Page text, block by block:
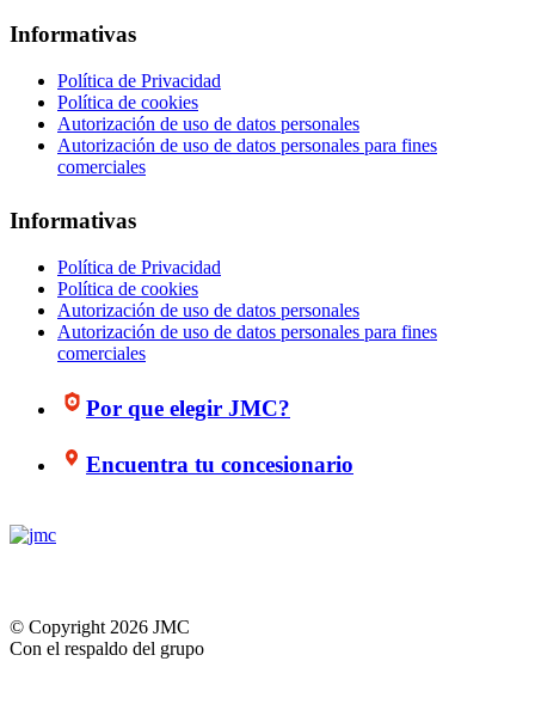
Informativas
Política de Privacidad
Política de cookies
Autorización de uso de datos personales
Autorización de uso de datos personales para fines
comerciales
Informativas
Política de Privacidad
Política de cookies
Autorización de uso de datos personales
Autorización de uso de datos personales para fines
comerciales
Por que elegir JMC?
Encuentra tu concesionario
© Copyright 2026 JMC
Con el respaldo del grupo